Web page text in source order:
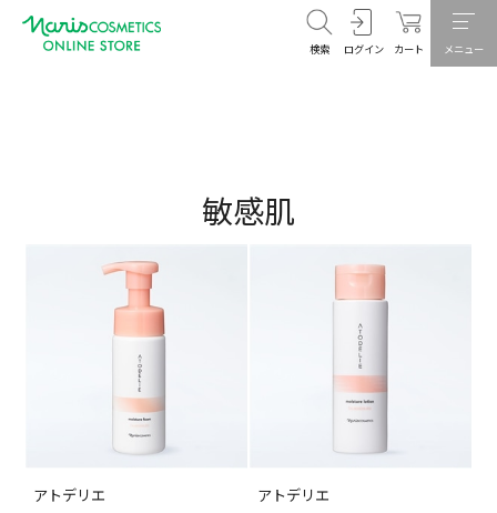
検索 ログイン カート メニュー
敏感肌
アトデリエ アトデリエ